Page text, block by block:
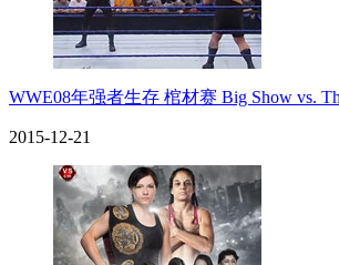
WWE08年强者生存 棺材赛 Big Show vs.
2015-12-21